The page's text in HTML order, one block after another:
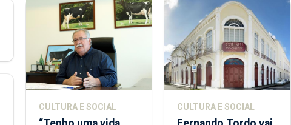
CULTURA E SOCIAL CULTURA E SOCIAL